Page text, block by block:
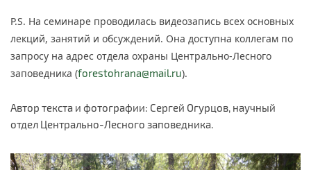
P.S. На семинаре проводилась видеозапись всех основных
лекций, занятий и обсуждений. Она доступна коллегам по
запросу на адрес отдела охраны Центрально-Лесного
заповедника (forestohrana@mail.ru).
Автор текста и фотографии: Сергей Огурцов, научный
отдел Центрально-Лесного заповедника.